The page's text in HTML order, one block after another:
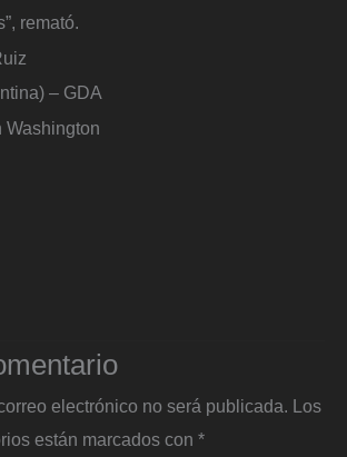
remató.
– GDA
Washington
electrónico no será publicada. Los
están marcados con *